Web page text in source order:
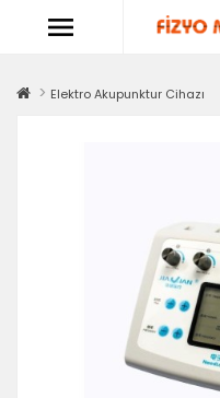
Elektro Akupunktur Cihazı